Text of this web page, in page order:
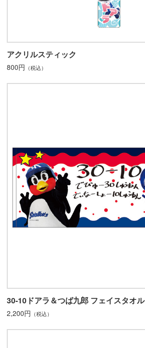
アクリルスティック
800円 （税込）
30-10ドアラ＆つば九郎 フェイスタオル
2,200円 （税込）